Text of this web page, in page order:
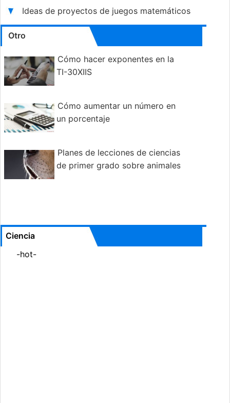
Ideas de proyectos de juegos matemáticos
Otro
Cómo hacer exponentes en la
TI-30XIIS
Cómo aumentar un número en
un porcentaje
Planes de lecciones de ciencias
de primer grado sobre animales
Ciencia
-hot-